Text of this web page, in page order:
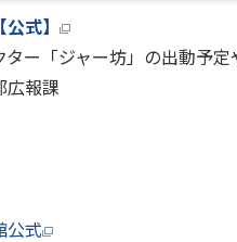
式】
ター「ジャー坊」の出動予
報課
公式